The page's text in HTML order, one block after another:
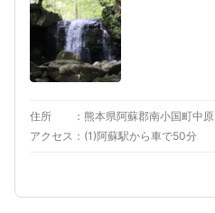
住所
熊本県阿蘇郡南小国町中原
アクセス
(1)阿蘇駅から車で50分